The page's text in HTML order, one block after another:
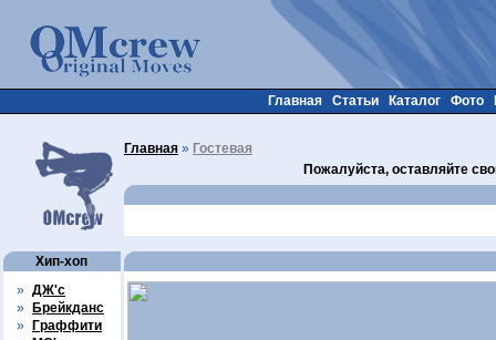
Хип-хоп
» ДЖ'с
»
Брейкданс
»
Граффити
Главная Статьи Каталог Фото
Главная » Гостевая
Пожалуйста, оставляйте